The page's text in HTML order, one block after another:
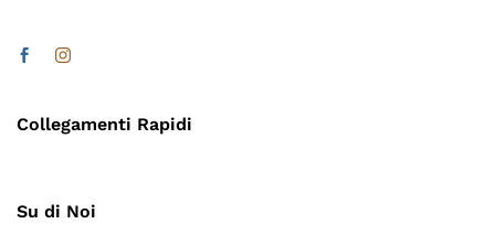
Collegamenti Rapidi
Su di Noi